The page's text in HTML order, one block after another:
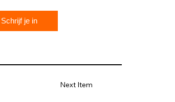
Schrijf je in
Next Item